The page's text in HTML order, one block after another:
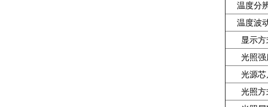
温度分
温度波
显示方
光照强
光源芯
光照方